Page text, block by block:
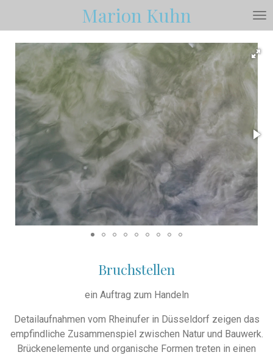
springen
Marion Kuhn
Bruchstellen
ein Auftrag zum Handeln
Detailaufnahmen vom Rheinufer in Düsseldorf zeigen das
empfindliche Zusammenspiel zwischen Natur und Bauwerk.
Brückenelemente und organische Formen treten in einen